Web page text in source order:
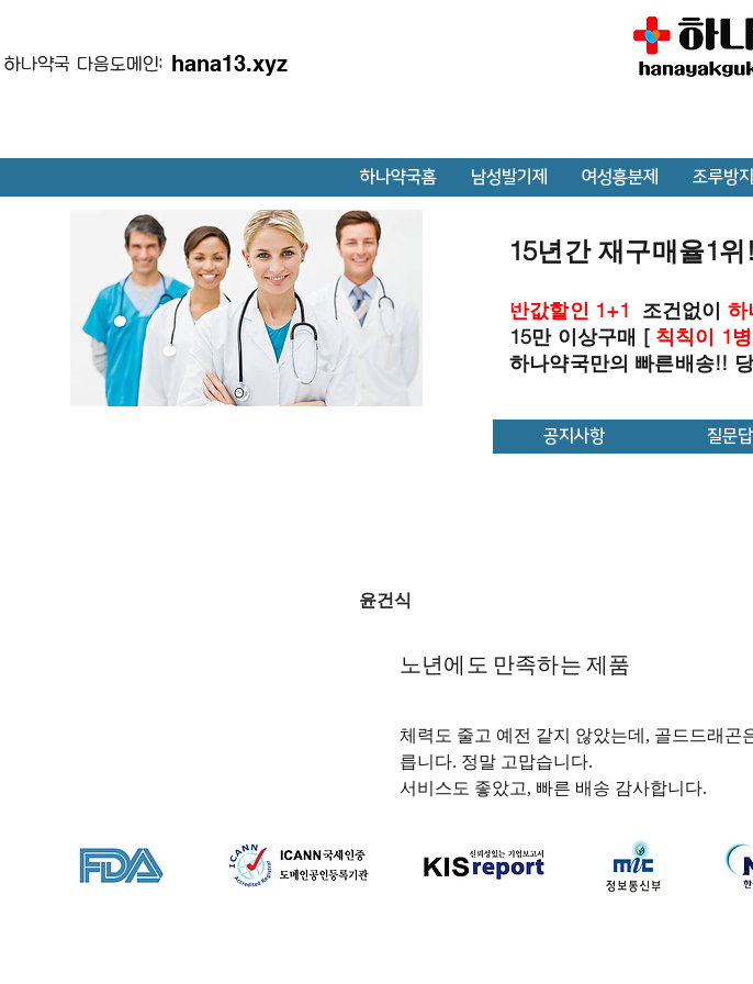
하나약국 다음도메인: hana13.xyz
하나약국홈 남성발기제 여성흥분제 조루방지
15년간 재구매율1
반값할인 1+1 조건없이 하
15만 이상구매 [ 칙칙이 1
하나약국만의 빠른배송!!
공지사항 질문
윤건식
노년에도 만족하는 제품
체력도 줄고 예전 같지 않았는데, 골드드래곤
릅니다. 정말 고맙습니다.
서비스도 좋았고, 빠른 배송 감사합니다.